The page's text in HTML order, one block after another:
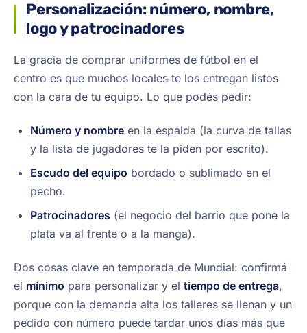
Personalización: número, nombre,
logo y patrocinadores
La gracia de comprar uniformes de fútbol en el
centro es que muchos locales te los entregan listos
con la cara de tu equipo. Lo que podés pedir:
Número y nombre en la espalda (la curva de tallas
y la lista de jugadores te la piden por escrito).
Escudo del equipo bordado o sublimado en el
pecho.
Patrocinadores (el negocio del barrio que pone la
plata va al frente o a la manga).
Dos cosas clave en temporada de Mundial: confirmá
el mínimo para personalizar y el tiempo de entrega,
porque con la demanda alta los talleres se llenan y un
pedido con número puede tardar unos días más que